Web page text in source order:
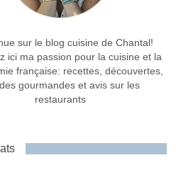
*
sur le blog cuisine de Chantal!
ici ma passion pour la cuisine et la
française: recettes, découvertes,
gourmandes et avis sur les
restaurants